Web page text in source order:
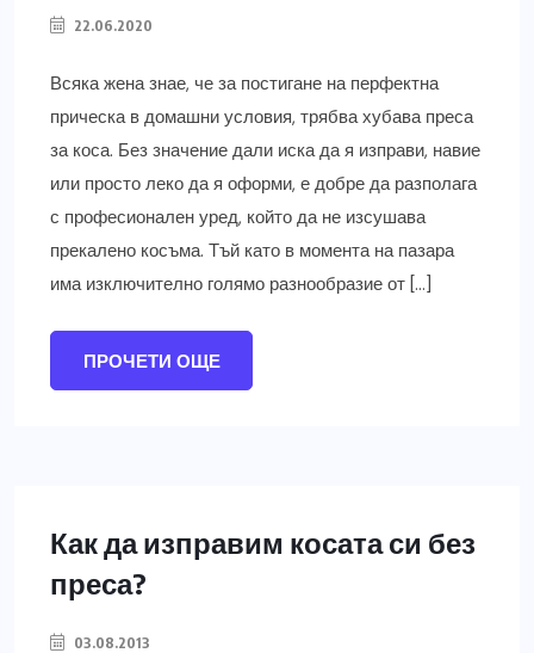
22.06.2020
Всяка жена знае, че за постигане на перфектна
прическа в домашни условия, трябва хубава преса
за коса. Без значение дали иска да я изправи, навие
или просто леко да я оформи, е добре да разполага
с професионален уред, който да не изсушава
прекалено косъма. Тъй като в момента на пазара
има изключително голямо разнообразие от […]
ПРОЧЕТИ ОЩЕ
Как да изправим косата си без
преса?
03.08.2013